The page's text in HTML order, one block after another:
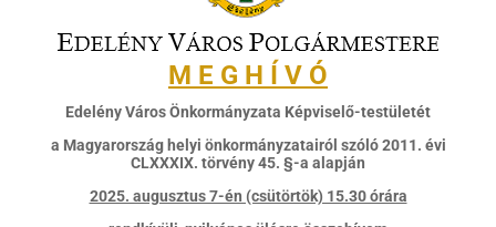
M E G H Í V Ó
Edelény Város Önkormányzata Képviselő-testületét
a Magyarország helyi önkormányzatairól szóló 2011. évi
CLXXXIX. törvény 45. §-a alapján
2025. augusztus 7-én (csütörtök) 15.30 órára